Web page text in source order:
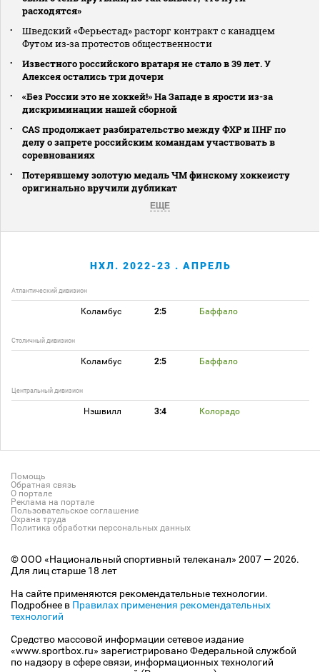
расходятся»
Шведский «Ферьестад» расторг контракт с канадцем
Футом из‑за протестов общественности
Известного российского вратаря не стало в 39 лет. У
Алексея остались три дочери
«Без России это не хоккей!» На Западе в ярости из-за
дискриминации нашей сборной
CAS продолжает разбирательство между ФХР и IIHF по
делу о запрете российским командам участвовать в
соревнованиях
Потерявшему золотую медаль ЧМ финскому хоккеисту
оригинально вручили дубликат
ЕЩЕ
НХЛ. 2022-23 . АПРЕЛЬ
Атлантический дивизион
Коламбус 2:5 Баффало
Столичный дивизион
Коламбус 2:5 Баффало
Центральный дивизион
Нэшвилл 3:4 Колорадо
Помощь
Обратная связь
О портале
Реклама на портале
Пользовательское соглашение
Охрана труда
Политика обработки персональных данных
© ООО «Национальный спортивный телеканал» 2007 — 2026.
Для лиц старше 18 лет
На сайте применяются рекомендательные технологии.
Подробнее в Правилах применения рекомендательных
технологий
Средство массовой информации сетевое издание
«www.sportbox.ru» зарегистрировано Федеральной службой
по надзору в сфере связи, информационных технологий